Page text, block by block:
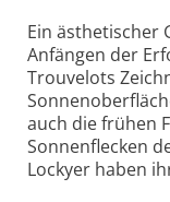
Ein ästhetischer
Anfängen der
Trouvelots
auch die frühen
Sonnenflecken
Lockyer haben